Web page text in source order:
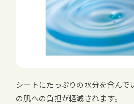
シートにたっぷりの水分を含んで
の肌への負担が軽減されます。